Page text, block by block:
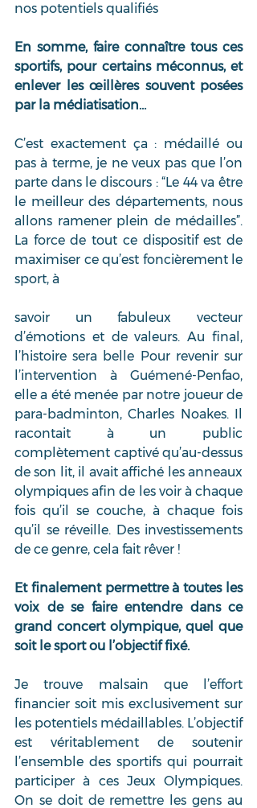
nos potentiels qualifiés
En somme, faire connaître tous ces
sportifs, pour certains méconnus, et
enlever les œillères souvent posées
par la médiatisation…
C’est exactement ça : médaillé ou
pas à terme, je ne veux pas que l’on
parte dans le discours : “Le 44 va être
le meilleur des départements, nous
allons ramener plein de médailles”.
La force de tout ce dispositif est de
maximiser ce qu’est foncièrement le
sport, à
savoir un fabuleux vecteur
d’émotions et de valeurs. Au final,
l’histoire sera belle Pour revenir sur
l’intervention à Guémené-Penfao,
elle a été menée par notre joueur de
para-badminton, Charles Noakes. Il
racontait à un public
complètement captivé qu’au-dessus
de son lit, il avait affiché les anneaux
olympiques afin de les voir à chaque
fois qu’il se couche, à chaque fois
qu’il se réveille. Des investissements
de ce genre, cela fait rêver !
Et finalement permettre à toutes les
voix de se faire entendre dans ce
grand concert olympique, quel que
soit le sport ou l’objectif fixé.
Je trouve malsain que l’effort
financier soit mis exclusivement sur
les potentiels médaillables. L’objectif
est véritablement de soutenir
l’ensemble des sportifs qui pourrait
participer à ces Jeux Olympiques.
On se doit de remettre les gens au